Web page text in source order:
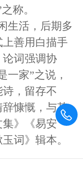
称。
生活，后期多
善用白描手
词强调协
一家”之说，
，留存不
慷慨，与其
》《易安
词》辑本。